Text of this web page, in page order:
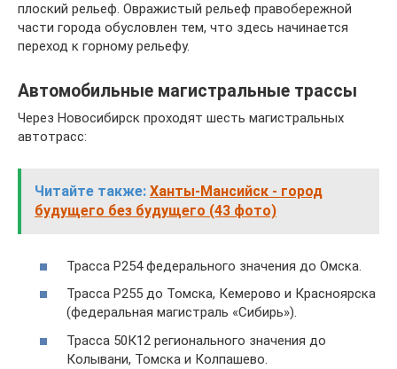
плоский рельеф. Овражистый рельеф правобережной
части города обусловлен тем, что здесь начинается
переход к горному рельефу.
Автомобильные магистральные трассы
Через Новосибирск проходят шесть магистральных
автотрасс:
Читайте также: Ханты-Мансийск - город
будущего без будущего (43 фото)
Трасса Р254 федерального значения до Омска.
Трасса Р255 до Томска, Кемерово и Красноярска
(федеральная магистраль «Сибирь»).
Трасса 50К12 регионального значения до
Колывани, Томска и Колпашево.